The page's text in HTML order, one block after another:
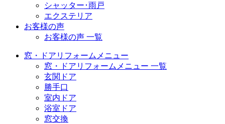
シャッター･雨戸
エクステリア
お客様の声
お客様の声 一覧
窓・ドアリフォームメニュー
窓・ドアリフォームメニュー 一覧
玄関ドア
勝手口
室内ドア
浴室ドア
窓交換